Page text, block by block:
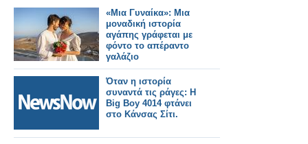
«Μια Γυναίκα»: Μια
μοναδική ιστορία
αγάπης γράφεται με
φόντο το απέραντο
γαλάζιο
Όταν η ιστορία
συναντά τις ράγες: Η
Big Boy 4014 φτάνει
στο Κάνσας Σίτι.